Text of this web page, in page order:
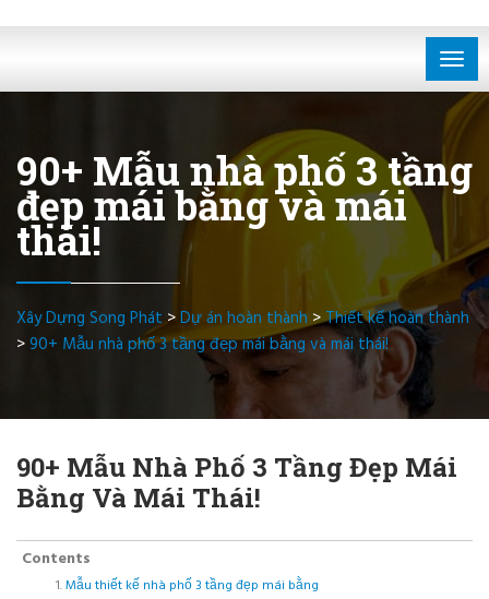
90+ Mẫu nhà phố 3 tầng
đẹp mái bằng và mái
thái!
Xây Dựng Song Phát>Dự án hoàn thành >Thiết kế hoàn thành
>90+ Mẫu nhà phố 3 tầng đẹp mái bằng và mái thái!
90+ Mẫu Nhà Phố 3 Tầng Đẹp Mái
Bằng Và Mái Thái!
Contents
Mẫu thiết kế nhà phố 3 tầng đẹp mái bằng